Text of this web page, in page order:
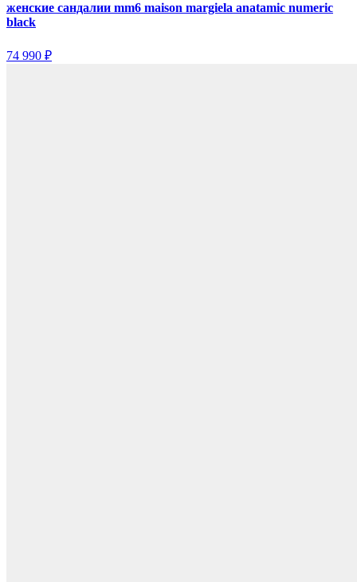
женские сандалии mm6 maison margiela anatamic numeric
black
74 990 ₽